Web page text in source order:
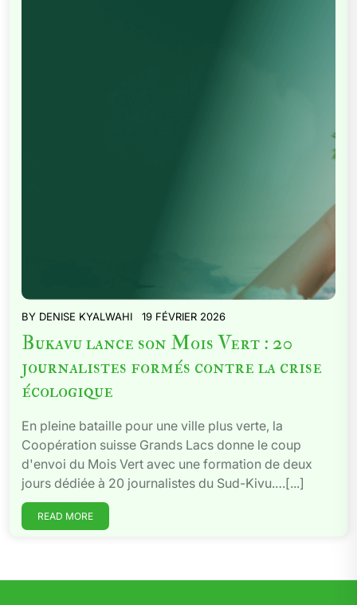
BY DENISE KYALWAHI 19 FÉVRIER 2026
Bukavu lance son Mois Vert : 20
journalistes formés contre la crise
écologique
En pleine bataille pour une ville plus verte, la
Coopération suisse Grands Lacs donne le coup
d'envoi du Mois Vert avec une formation de deux
jours dédiée à 20 journalistes du Sud-Kivu.…[...]
READ MORE